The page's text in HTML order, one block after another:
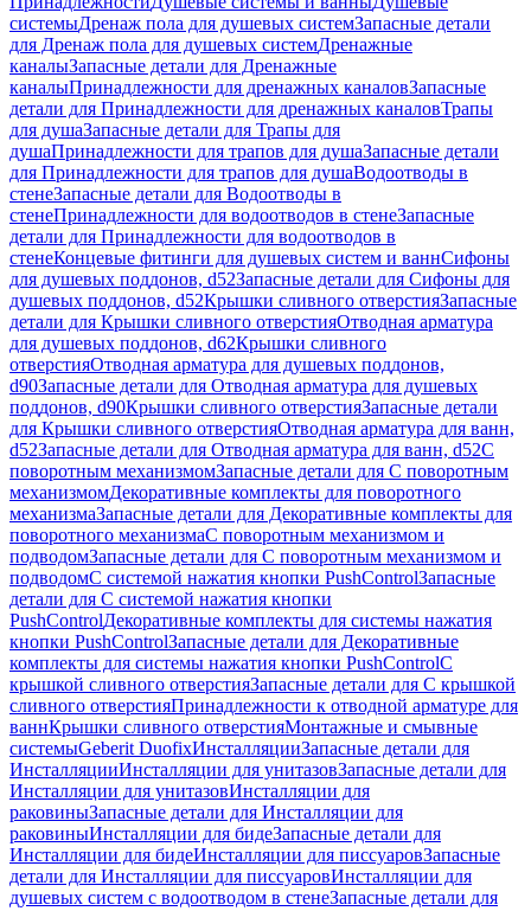
системыДренаж пола для душевых системЗапасные детали
для Дренаж пола для душевых системДренажные
каналыЗапасные детали для Дренажные
каналыПринадлежности для дренажных каналовЗапасные
детали для Принадлежности для дренажных каналовТрапы
для душаЗапасные детали для Трапы для
душаПринадлежности для трапов для душаЗапасные детали
для Принадлежности для трапов для душаВодоотводы в
стенеЗапасные детали для Водоотводы в
стенеПринадлежности для водоотводов в стенеЗапасные
детали для Принадлежности для водоотводов в
стенеКонцевые фитинги для душевых систем и ваннСифоны
для душевых поддонов, d52Запасные детали для Сифоны для
душевых поддонов, d52Крышки сливного отверстияЗапасные
детали для Крышки сливного отверстияОтводная арматура
для душевых поддонов, d62Крышки сливного
отверстияОтводная арматура для душевых поддонов,
d90Запасные детали для Отводная арматура для душевых
поддонов, d90Крышки сливного отверстияЗапасные детали
для Крышки сливного отверстияОтводная арматура для ванн,
d52Запасные детали для Отводная арматура для ванн, d52С
поворотным механизмомЗапасные детали для С поворотным
механизмомДекоративные комплекты для поворотного
механизмаЗапасные детали для Декоративные комплекты для
поворотного механизмаС поворотным механизмом и
подводомЗапасные детали для С поворотным механизмом и
подводомС системой нажатия кнопки PushControlЗапасные
детали для С системой нажатия кнопки
PushControlДекоративные комплекты для системы нажатия
кнопки PushControlЗапасные детали для Декоративные
комплекты для системы нажатия кнопки PushControlС
крышкой сливного отверстияЗапасные детали для С крышкой
сливного отверстияПринадлежности к отводной арматуре для
ваннКрышки сливного отверстияМонтажные и смывные
системыGeberit DuofixИнсталляцииЗапасные детали для
ИнсталляцииИнсталляции для унитазовЗапасные детали для
Инсталляции для унитазовИнсталляции для
раковиныЗапасные детали для Инсталляции для
раковиныИнсталляции для бидеЗапасные детали для
Инсталляции для бидеИнсталляции для писсуаровЗапасные
детали для Инсталляции для писсуаровИнсталляции для
душевых систем с водоотводом в стенеЗапасные детали для